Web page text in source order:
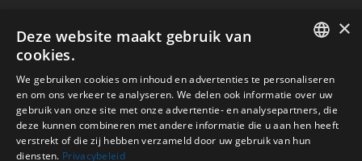
Onze winkels
Brugge
Hasselt
Leuven
Oostende
Turnhout
Versato info
Service
Over ons
Contact
Site Info
Algemene voorwaarden
Disclaimer
Veilig betalen met
FR
×
Deze website maakt gebruik van
cookies.
We gebruiken cookies om inhoud en advertenties te personaliseren
en om ons verkeer te analyseren. We delen ook informatie over uw
gebruik van onze site met onze advertentie- en analysepartners, die
deze kunnen combineren met andere informatie die u aan hen heeft
verstrekt of die zij hebben verzameld door uw gebruik van hun
diensten. Privacybeleid